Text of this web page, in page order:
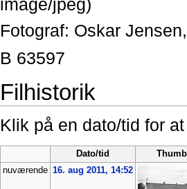
image/jpeg)
Fotograf: Oskar
B 63597
Filhistorik
Klik på en dato/tid for
Dato/tid
nuværende 16. aug 2011, 14:52